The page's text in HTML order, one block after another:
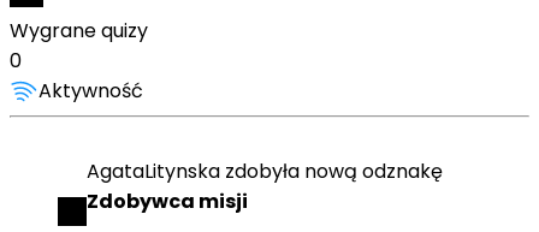
Wygrane quizy
0
Aktywność
AgataLitynska zdobyła nową odznakę
Zdobywca misji